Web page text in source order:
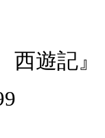
遊記』